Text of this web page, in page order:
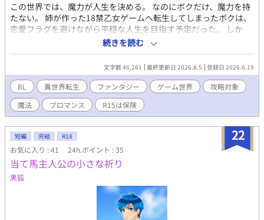
この世界では、魔力が人生を決める。 なのにボクだけ、魔力を持
たない。 姉が作った18禁乙女ゲームへ転生してしまったボクは、
恋愛フラグを避けながら平穏な人生を目指す予定だった。 しか
し、攻略対象とのイベントが進むうちに、いつしか沼っていく自
分がいる。 ボクはいったい、誰とハッピーエンドを迎えるのだろ
う？ 失われた魔力、書き換わる運命、そして誰にも知られてはい
けない”銀月”の秘密。 運命に抗う異世界BLファンタジー。 第二
章『魔法学園』編は7/25開始、全14話。
続きを読む
文字数 46,261 最終更新日 2026.8.5 登録日 2026.6.19
BL 異世界転生 ファンタジー ゲーム世界
攻略対象
魔法
ブロマンス R15は保険
22
短編 完結 R18
お気に入り : 41 24h.ポイント : 35
当て馬主人公の小さな祈り
黒狐